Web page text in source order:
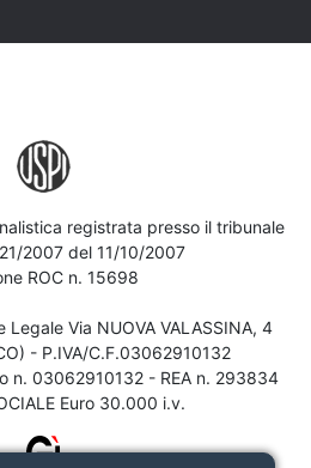
registrata presso il tribunale
2007 del 11/10/2007
ROC n. 15698
Legale Via NUOVA VALASSINA, 4
- P.IVA/C.F.03062910132
n. 03062910132 - REA n. 293834
Euro 30.000 i.v.